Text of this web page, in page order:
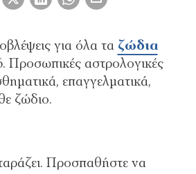
για όλα τα ζώδια
Προσωπικές αστρολογικές
επαγγελματικά,
ζώδιο.
Προσπαθήστε να